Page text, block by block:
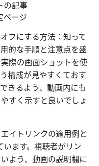
の記事
ページ
フにする方法：知って
的な手順と注意点を盛
際の画面ショットを使
構成が見やすくておす
きるよう、動画内にも
すく示すと良いでしょ
イトリンクの適用例と
ます。視聴者がリン
よう、動画の説明欄に